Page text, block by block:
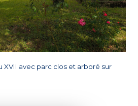
avec parc clos et arboré sur